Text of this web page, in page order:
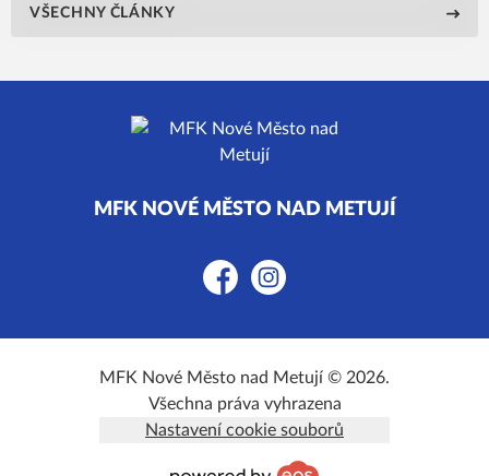
VŠECHNY ČLÁNKY
MFK NOVÉ MĚSTO NAD METUJÍ
FacebookInstagram
MFK Nové Město nad Metují © 2026.
Všechna práva vyhrazena
Nastavení cookie souborů